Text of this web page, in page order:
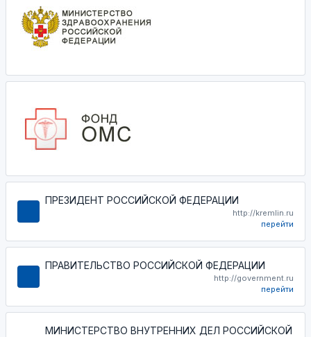
ПРЕЗИДЕНТ РОССИЙСКОЙ ФЕДЕРАЦИИ
http://kremlin.ru
перейти
ПРАВИТЕЛЬСТВО РОССИЙСКОЙ ФЕДЕРАЦИИ
http://government.ru
перейти
МИНИСТЕРСТВО ВНУТРЕННИХ ДЕЛ РОССИЙСКОЙ